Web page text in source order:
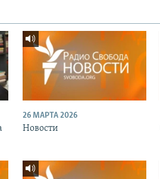
26 МАРТА 2026
Новости